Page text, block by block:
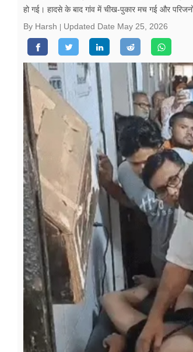
वीडियो
रिलेशनशिप
जीवन मंत्रा
सेहत
ब्‍यूटी
जॉब्स
शिक्षा
अन्य खबरें
हो गई। हादसे के बाद गांव में चीख-पुकार मच गई और परिजनों
By Harsh
Updated Date May 25, 2026